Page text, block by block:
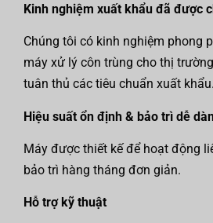
Kinh nghiệm xuất khẩu đã được
Chúng tôi có kinh nghiệm phong
máy xử lý côn trùng cho thị
tuân thủ các tiêu chuẩn xuất khẩu.
Hiệu suất ổn định & bảo trì dễ
Máy được thiết kế để hoạt động
bảo trì hàng tháng đơn giản.
Hỗ trợ kỹ thuật